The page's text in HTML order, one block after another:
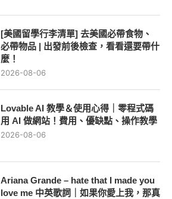
[美國留學行李清單] 去美國必帶食物、
必帶物品 | 出發前後檢查，看看還要帶什
麼！
2026-08-06
Lovable AI 教學＆使用心得｜零程式碼
用 AI 做網站！費用、優缺點、操作教學
2026-08-06
Ariana Grande – hate that I made you
love me 中英歌詞｜如果你愛上我，那真